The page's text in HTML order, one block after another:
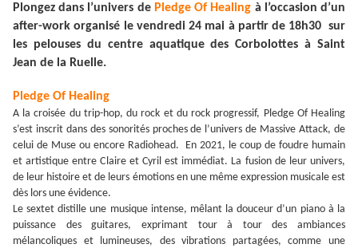
Plongez dans l’univers de Pledge Of Healing à l’occasion d’un
after-work organisé le vendredi 24 mai à partir de 18h30 sur
les pelouses du centre aquatique des Corbolottes à Saint
Jean de la Ruelle.
Pledge Of Healing
A la croisée du trip-hop, du rock et du rock progressif, Pledge Of Healing
s’est inscrit dans des sonorités proches de l’univers de Massive Attack, de
celui de Muse ou encore Radiohead. En 2021, le coup de foudre humain
et artistique entre Claire et Cyril est immédiat. La fusion de leur univers,
de leur histoire et de leurs émotions en une même expression musicale est
dès lors une évidence.
Le sextet distille une musique intense, mêlant la douceur d’un piano à la
puissance des guitares, exprimant tour à tour des ambiances
mélancoliques et lumineuses, des vibrations partagées, comme une